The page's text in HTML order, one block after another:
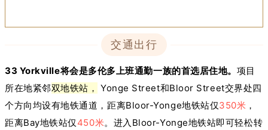
交通出行
33 Yorkville将会是多伦多上班通勤一族的首选居住地。 项目
所在地紧邻双地铁站， Yonge Street和Bloor Street交界处四
个方向均设有地铁通道，距离Bloor-Yonge地铁站仅350米 ，
距离Bay地铁站仅 450米。进入Bloor-Yonge地铁站即可轻松转